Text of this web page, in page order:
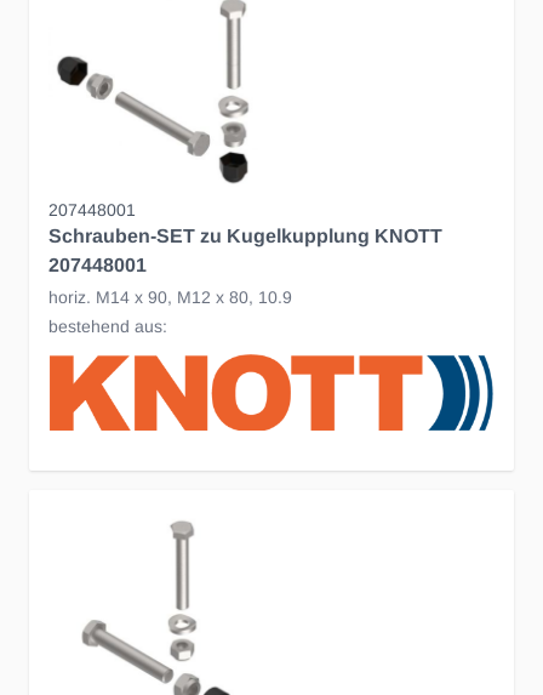
207448001
Schrauben-SET zu Kugelkupplung KNOTT
207448001
horiz. M14 x 90, M12 x 80, 10.9
bestehend aus: